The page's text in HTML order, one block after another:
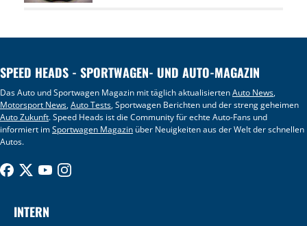
SPEED HEADS - SPORTWAGEN- UND AUTO-MAGAZIN
Das Auto und Sportwagen Magazin mit täglich aktualisiertenAuto News,
Motorsport News,Auto Tests, Sportwagen Berichten und der streng geheimen
Auto Zukunft. Speed Heads ist die Community für echte Auto-Fans und
informiert imSportwagen Magazin über Neuigkeiten aus der Welt der schnellen
Autos.
INTERN